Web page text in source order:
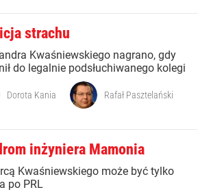
strachu
Kwaśniewskiego nagrano, gdy
do legalnie podsłuchiwanego kolegi
Dorota Kania Rafał Pasztelański
inżyniera Mamonia
Kwaśniewskiego może być tylko
po PRL